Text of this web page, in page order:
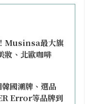
Musinsa最大旗
妝、北歐咖啡
國潮牌、選品
Error等品牌到